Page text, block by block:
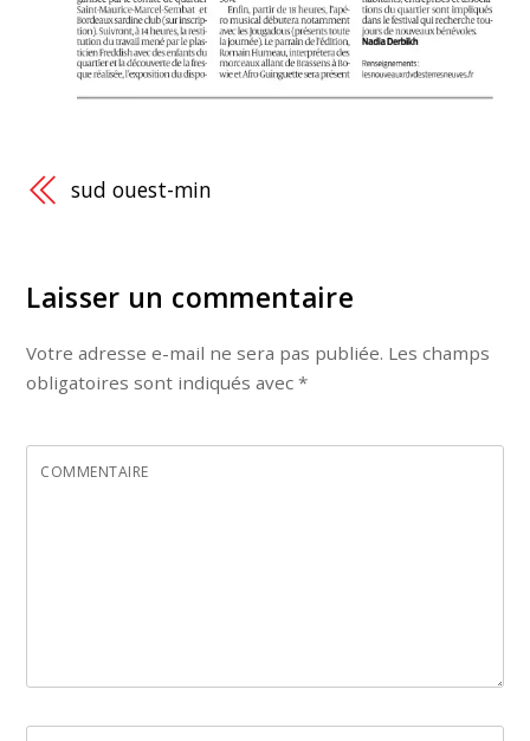
sud ouest-min
Laisser un commentaire
Votre adresse e-mail ne sera pas publiée. Les champs
obligatoires sont indiqués avec*
COMMENTAIRE